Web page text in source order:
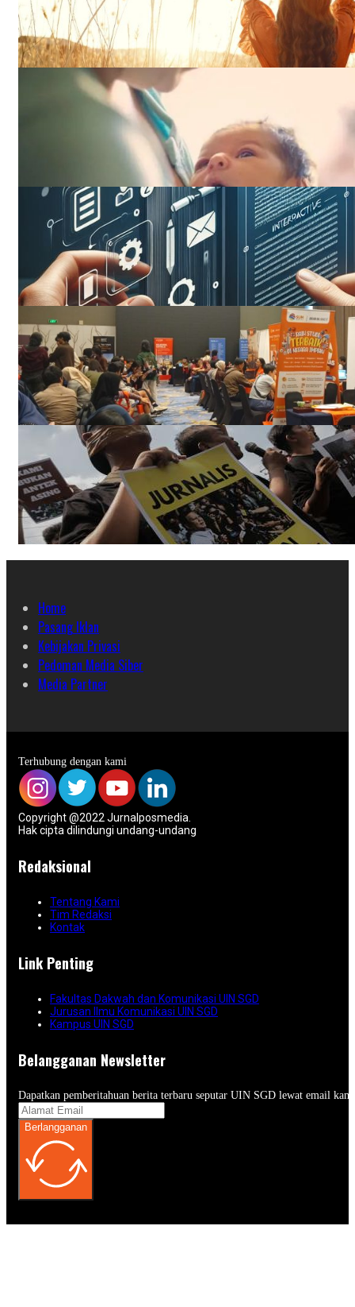
Home
Pasang Iklan
Kebijakan Privasi
Pedoman Media Siber
Media Partner
Terhubung dengan kami
Copyright @2022 Jurnalposmedia.
Hak cipta dilindungi undang-undang
Redaksional
Tentang Kami
Tim Redaksi
Kontak
Link Penting
Fakultas Dakwah dan Komunikasi UIN SGD
Jurusan Ilmu Komunikasi UIN SGD
Kampus UIN SGD
Belangganan Newsletter
Dapatkan pemberitahuan berita terbaru seputar UIN SGD lewat email
Berlangganan